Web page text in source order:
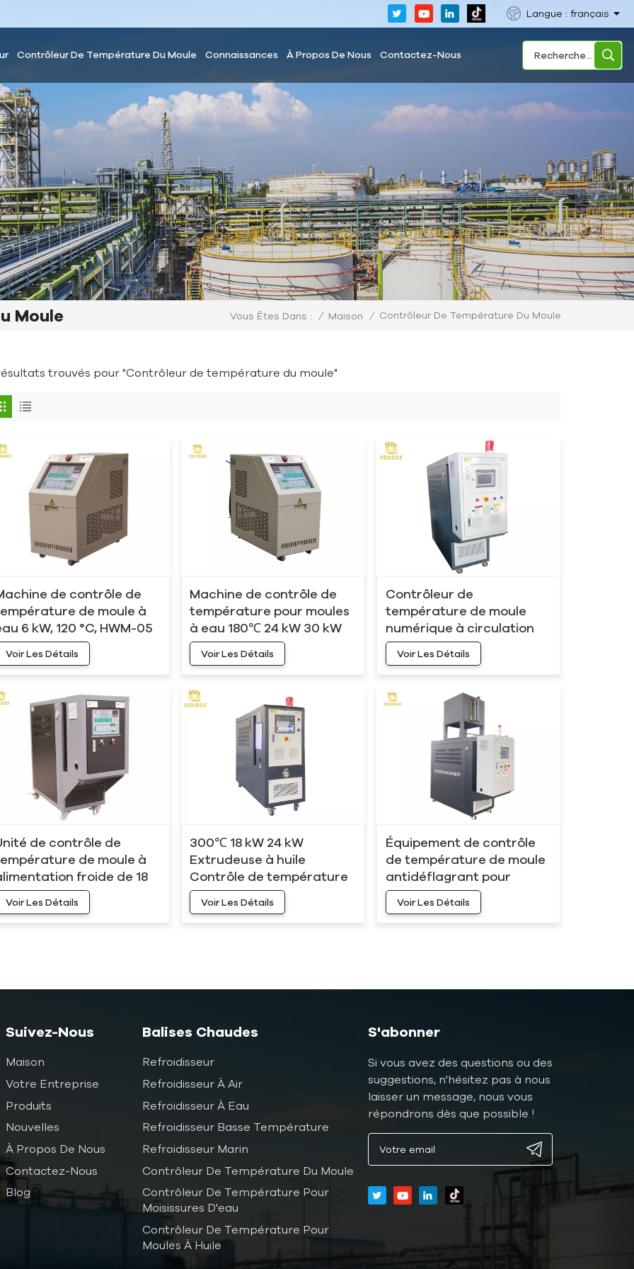
Langue : français
Contrôleur De Température Du Moule Connaissances À Propos De Nous Contactez-Nous
Moule Vous Êtes Dans : / Maison / Contrôleur De Température Du Moule
trouvés pour "Contrôleur de température du moule"
de contrôle de
de moule à
6 kW, 120 °C, HWM-05
Voir Les Détails
Machine de contrôle de
température pour moules
à eau 180℃ 24 kW 30 kW
(Chine) HDWH-30
Voir Les Détails
Contrôleur de
température de moule
numérique à circulation
200 °C 75 kW HOS-75
Voir Les Détails
de contrôle de
de moule à
froide de 18
300 °C, HEOT-10
Voir Les Détails
300℃ 18 kW 24 kW
Extrudeuse à huile
Contrôle de température
du moule HEOT-20
Voir Les Détails
Équipement de contrôle
de température de moule
antidéflagrant pour
réacteur chimique
Voir Les Détails
Suivez-Nous
Maison
Votre Entreprise
Produits
Nouvelles
À Propos De Nous
Contactez-Nous
Blog
Balises Chaudes
Refroidisseur
Refroidisseur À Air
Refroidisseur À Eau
Refroidisseur Basse Température
Refroidisseur Marin
Contrôleur De Température Du Moule
Contrôleur De Température Pour
Moisissures D'eau
Contrôleur De Température Pour
Moules À Huile
S'abonner
Si vous avez des questions ou des
suggestions, n'hésitez pas à nous
laisser un message, nous vous
répondrons dès que possible !